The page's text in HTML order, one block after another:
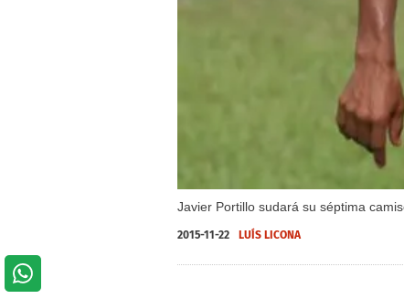
Javier Portillo sudará su séptima
2015-11-22 LUÍS LICONA